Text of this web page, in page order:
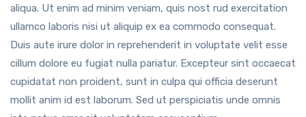
aliqua. Ut enim ad minim veniam, quis nost rud exercitation
ullamco laboris nisi ut aliquip ex ea commodo consequat.
Duis aute irure dolor in reprehenderit in voluptate velit esse
cillum dolore eu fugiat nulla pariatur. Excepteur sint occaecat
cupidatat non proident, sunt in culpa qui officia deserunt
mollit anim id est laborum. Sed ut perspiciatis unde omnis